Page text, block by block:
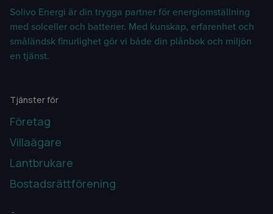
Solivo Energi är din trygga partner för energiomställning
med solceller och batterier. Med kunskap, erfarenhet och
småländsk finurlighet gör vi både din plånbok och miljön
en tjänst.
Tjänster för
Företag
Villaägare
Lantbrukare
Bostadsrättförening